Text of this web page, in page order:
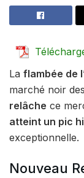
La flambée de
marché noir
relâche ce
atteint un pic
exceptionnelle.
Nouveau